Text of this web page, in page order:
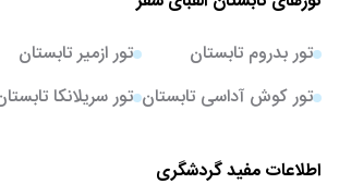
تور بدروم تابستان
تور کوش آداسی تابستان
تور ازمیر تابستان
تور سریلانکا
اطلاعات مفید گردشگری